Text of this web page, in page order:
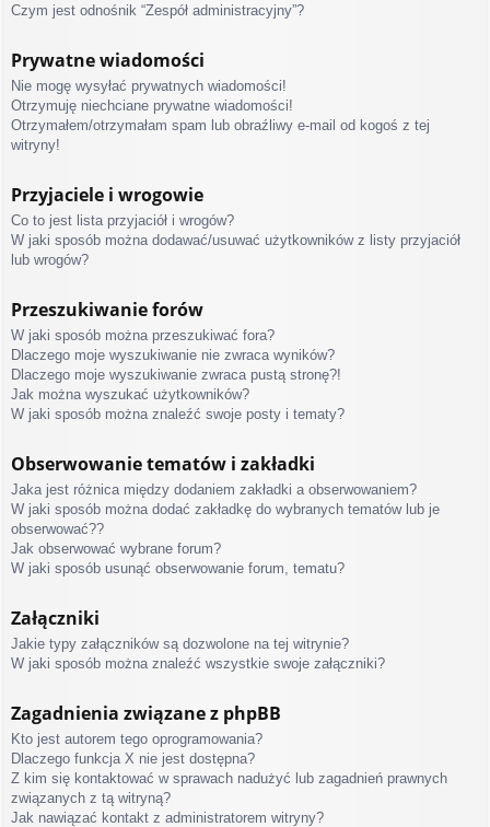
Czym jest odnośnik “Zespół administracyjny”?
Prywatne wiadomości
Nie mogę wysyłać prywatnych wiadomości!
Otrzymuję niechciane prywatne wiadomości!
Otrzymałem/otrzymałam spam lub obraźliwy e-mail od kogoś z tej
witryny!
Przyjaciele i wrogowie
Co to jest lista przyjaciół i wrogów?
W jaki sposób można dodawać/usuwać użytkowników z listy przyjaciół
lub wrogów?
Przeszukiwanie forów
W jaki sposób można przeszukiwać fora?
Dlaczego moje wyszukiwanie nie zwraca wyników?
Dlaczego moje wyszukiwanie zwraca pustą stronę?!
Jak można wyszukać użytkowników?
W jaki sposób można znaleźć swoje posty i tematy?
Obserwowanie tematów i zakładki
Jaka jest różnica między dodaniem zakładki a obserwowaniem?
W jaki sposób można dodać zakładkę do wybranych tematów lub je
obserwować??
Jak obserwować wybrane forum?
W jaki sposób usunąć obserwowanie forum, tematu?
Załączniki
Jakie typy załączników są dozwolone na tej witrynie?
W jaki sposób można znaleźć wszystkie swoje załączniki?
Zagadnienia związane z phpBB
Kto jest autorem tego oprogramowania?
Dlaczego funkcja X nie jest dostępna?
Z kim się kontaktować w sprawach nadużyć lub zagadnień prawnych
związanych z tą witryną?
Jak nawiązać kontakt z administratorem witryny?